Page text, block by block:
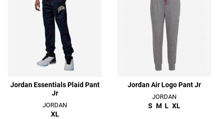
Jordan Essentials Plaid Pant
Jr
JORDAN
XL
Jordan Air Logo Pant Jr
JORDAN
S M L XL